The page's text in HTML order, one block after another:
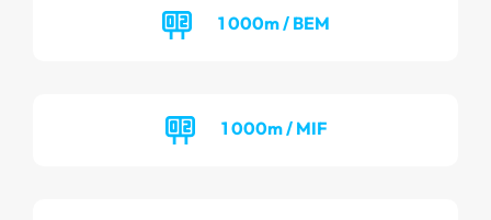
1 000m / BEM
1 000m / MIF